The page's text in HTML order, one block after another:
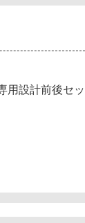
用設計前後セッ